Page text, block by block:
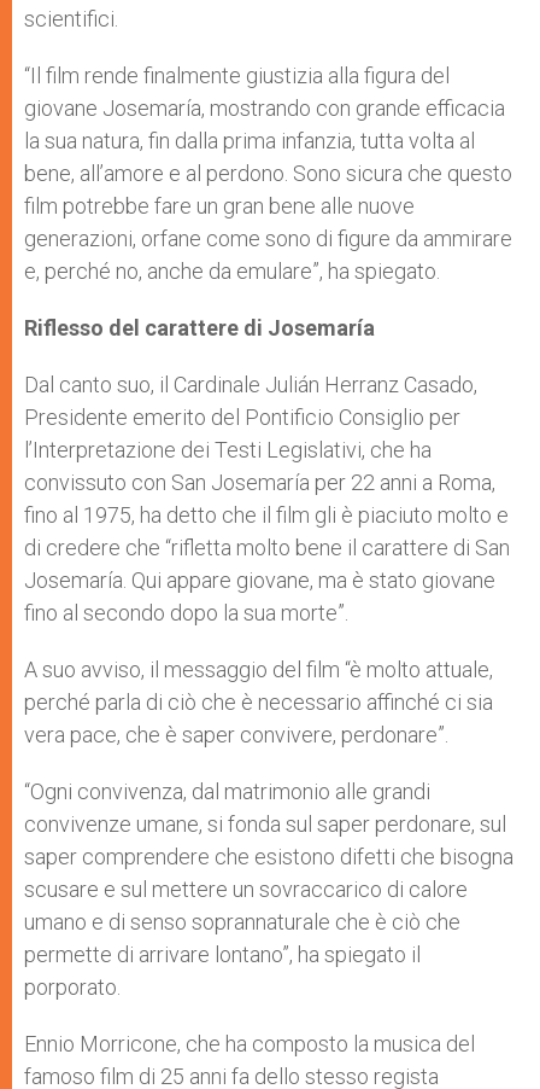
scientifici.
“Il film rende finalmente giustizia alla figura del
giovane Josemaría, mostrando con grande efficacia
la sua natura, fin dalla prima infanzia, tutta volta al
bene, all’amore e al perdono. Sono sicura che questo
film potrebbe fare un gran bene alle nuove
generazioni, orfane come sono di figure da ammirare
e, perché no, anche da emulare”, ha spiegato.
Riflesso del carattere di Josemaría
Dal canto suo, il Cardinale Julián Herranz Casado,
Presidente emerito del Pontificio Consiglio per
l’Interpretazione dei Testi Legislativi, che ha
convissuto con San Josemaría per 22 anni a Roma,
fino al 1975, ha detto che il film gli è piaciuto molto e
di credere che “rifletta molto bene il carattere di San
Josemaría. Qui appare giovane, ma è stato giovane
fino al secondo dopo la sua morte”.
A suo avviso, il messaggio del film “è molto attuale,
perché parla di ciò che è necessario affinché ci sia
vera pace, che è saper convivere, perdonare”.
“Ogni convivenza, dal matrimonio alle grandi
convivenze umane, si fonda sul saper perdonare, sul
saper comprendere che esistono difetti che bisogna
scusare e sul mettere un sovraccarico di calore
umano e di senso soprannaturale che è ciò che
permette di arrivare lontano”, ha spiegato il
porporato.
Ennio Morricone, che ha composto la musica del
famoso film di 25 anni fa dello stesso regista